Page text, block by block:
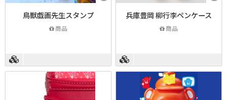
鳥獣戯画先生スタンプ
商品
兵庫豊岡 柳行李ペンケース
商品